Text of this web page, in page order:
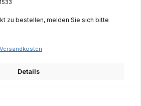
zu bestellen, melden Sie sich bitte
Details